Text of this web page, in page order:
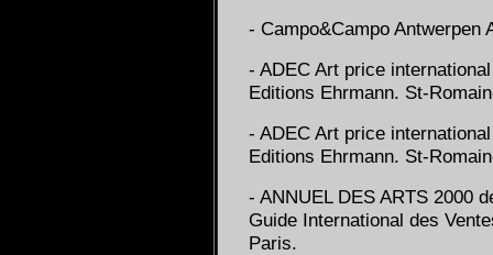
- Campo&Campo Antwerpen
- ADEC Art price
Editions Ehrmann. St-
- ADEC Art price
Editions Ehrmann. St-
- ANNUEL DES ARTS 2000
Guide International des
Paris.